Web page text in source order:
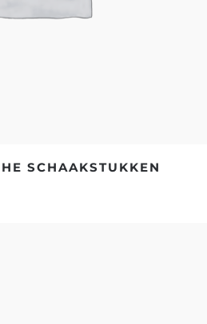
SCHAAKSTUKKEN